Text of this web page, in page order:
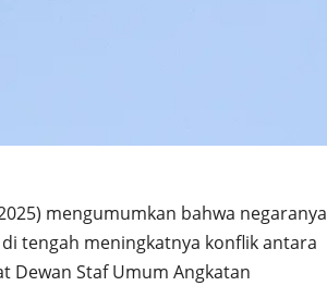
mengumumkan bahwa negaranya
tengah meningkatnya konflik antara
Dewan Staf Umum Angkatan